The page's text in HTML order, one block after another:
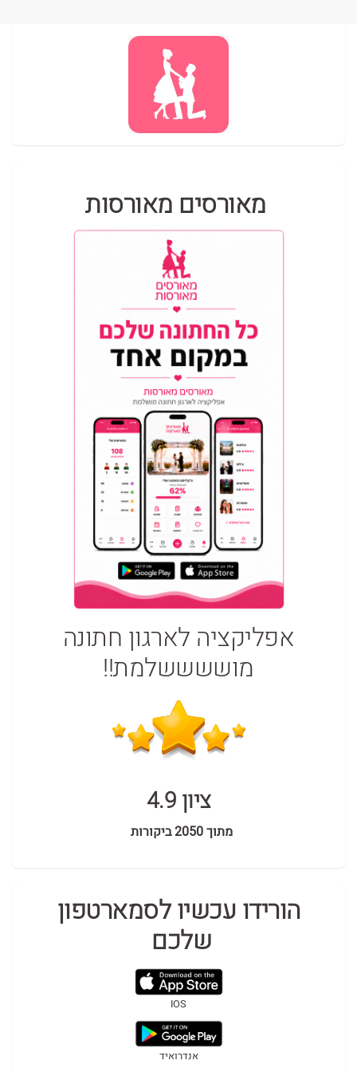
מאורסים מאורסות
אפליקציה לארגון חתונה
מוששששלמת!!
ציון 4.9
מתוך 2050 ביקורות
הורידו עכשיו לסמארטפון
שלכם
IOS
אנדרואיד